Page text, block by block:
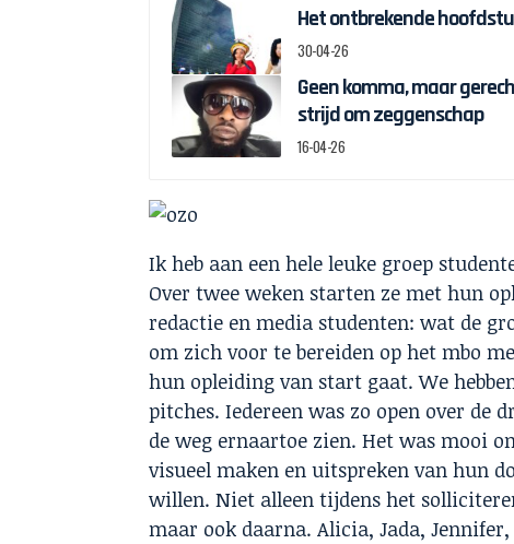
Het ontbrekende
30-04-26
Geen komma, maar
strijd om zeggenschap
16-04-26
Ik heb aan een hele leuke groep
Over twee weken starten ze met hun
redactie en media studenten: wat de
om zich voor te bereiden op het mbo
hun opleiding van start gaat. We
pitches. Iedereen was zo open over de
de weg ernaartoe zien. Het was mooi
visueel maken en uitspreken van hun
willen. Niet alleen tijdens het
maar ook daarna. Alicia, Jada,